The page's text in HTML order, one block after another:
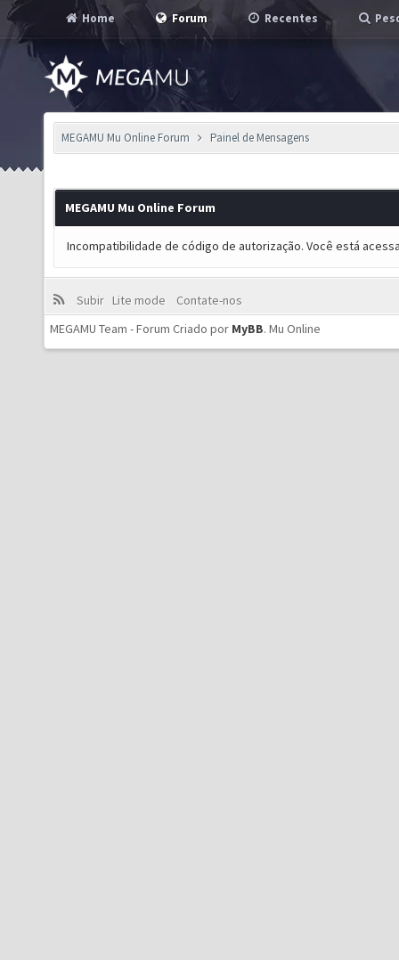
Home Forum Recentes
MEGAMU Mu Online Forum Painel de Mensagens
MEGAMU Mu Online Forum
Incompatibilidade de código de autorização. Você está
Subir Lite mode
Contate-nos
MEGAMU Team - Forum Criado por MyBB. Mu Online